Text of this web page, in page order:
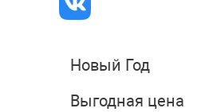
Новый Год
Выгодная цена